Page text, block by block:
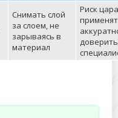
Снимать слой
за слоем, не
зарываясь в
материал
Риск
доверить